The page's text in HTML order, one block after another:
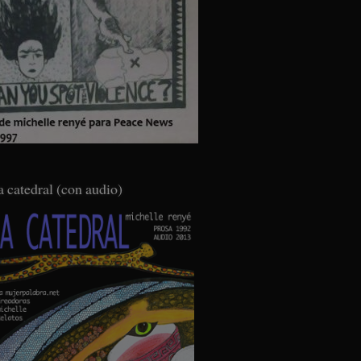
catedral (con audio)